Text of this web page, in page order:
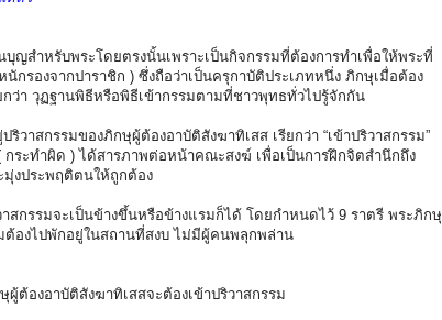
สำหรับพระโดยตรงนั้นเพราะเป็นกิจกรรมที่ต้องการทำเพื่อให้พระที่
กรองจากปาราชิก ) ซึ่งถือว่าเป็นครุกาบัติประเภทหนึ่ง ภิกษุเมื่อต้อง
ว่า วุฏฐานพิธีหรือพิธีเข้ากรรมตามที่ชาวพุทธทั่วไปรู้จักกัน
าสกรรมของภิกษุผู้ต้องอาบัติสังฆาทิเสส เรียกว่า “เข้าปริวาสกรรม”
ระทำผิด ) ได้สารภาพต่อหน้าคณะสงฆ์ เพื่อเป็นการฝึกจิตสำนึกถึง
มุ่งประพฤติตนให้ถูกต้อง
รรมจะเป็นข้างขึ้นหรือข้างแรมก็ได้ โดยกำหนดไว้ 9 ราตรี พระภิกษุ
ต้องไปพักอยู่ในสถานที่สงบ ไม่มีผู้คนพลุกพล่าน
องอาบัติสังฆาทิเสสจะต้องเข้าปริวาสกรรม